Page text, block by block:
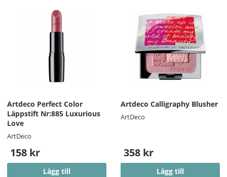
Artdeco Perfect Color
Läppstift Nr:885 Luxurious
Love
ArtDeco
158 kr
Lägg till
Artdeco Calligraphy Blusher
ArtDeco
358 kr
Lägg till